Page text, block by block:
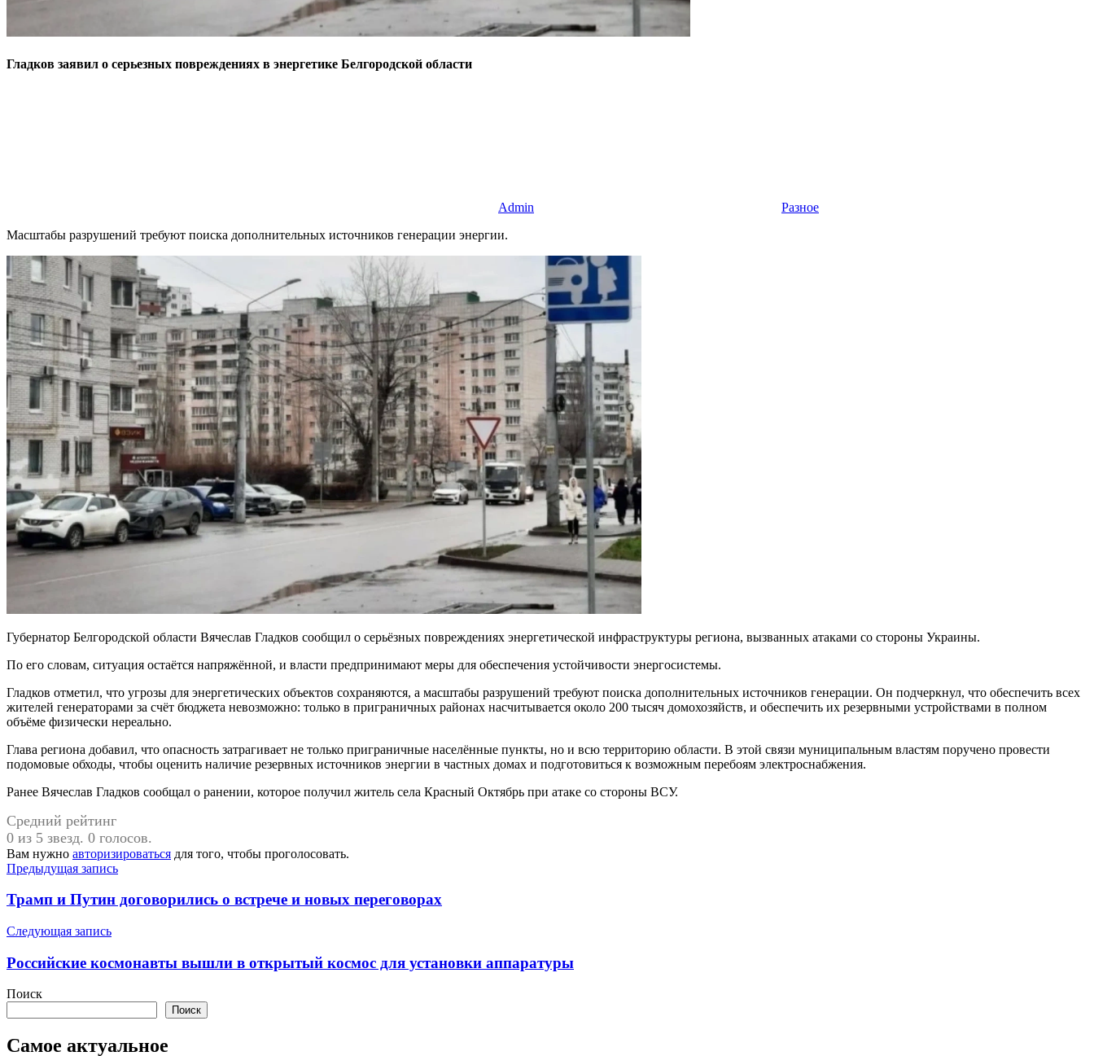
Гладков заявил о серьезных повреждениях в энергетике Белгородской области
Admin
Разное
Масштабы разрушений требуют поиска дополнительных источников генерации энергии.
Губернатор Белгородской области Вячеслав Гладков сообщил о серьёзных повреждениях энергетической инфраструктуры региона, вызванных атаками со стороны Украины.
По его словам, ситуация остаётся напряжённой, и власти предпринимают меры для обеспечения устойчивости энергосистемы.
Гладков отметил, что угрозы для энергетических объектов сохраняются, а масштабы разрушений требуют поиска дополнительных источников генерации. Он подчеркнул, что обеспечить всех
жителей генераторами за счёт бюджета невозможно: только в приграничных районах насчитывается около 200 тысяч домохозяйств, и обеспечить их резервными устройствами в полном
объёме физически нереально.
Глава региона добавил, что опасность затрагивает не только приграничные населённые пункты, но и всю территорию области. В этой связи муниципальным властям поручено провести
подомовые обходы, чтобы оценить наличие резервных источников энергии в частных домах и подготовиться к возможным перебоям электроснабжения.
Ранее Вячеслав Гладков сообщал о ранении, которое получил житель села Красный Октябрь при атаке со стороны ВСУ.
Средний рейтинг
0 из 5 звезд. 0 голосов.
Вам нужно авторизироваться для того, чтобы проголосовать.
Навигация
по
записям
Предыдущая запись
Трамп и Путин договорились о встрече и новых переговорах
Следующая запись
Российские космонавты вышли в открытый космос для установки аппаратуры
Поиск
Поиск
Самое актуальное